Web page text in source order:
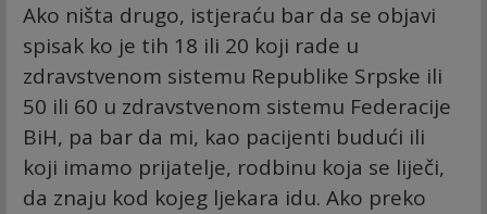
Ako ništa drugo, istjeraću bar da se objavi
spisak ko je tih 18 ili 20 koji rade u
zdravstvenom sistemu Republike Srpske ili
50 ili 60 u zdravstvenom sistemu Federacije
BiH, pa bar da mi, kao pacijenti budući ili
koji imamo prijatelje, rodbinu koja se liječi,
da znaju kod kojeg ljekara idu. Ako preko